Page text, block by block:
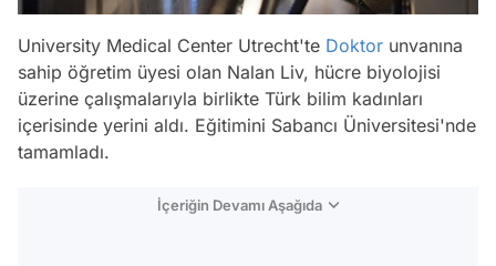
University Medical Center Utrecht'te Doktor unvanına
sahip öğretim üyesi olan Nalan Liv, hücre biyolojisi
üzerine çalışmalarıyla birlikte Türk bilim kadınları
içerisinde yerini aldı. Eğitimini Sabancı Üniversitesi'nde
tamamladı.
İçeriğin Devamı Aşağıda